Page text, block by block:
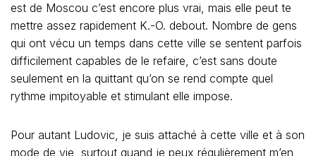
est de Moscou c’est encore plus vrai, mais elle peut te
mettre assez rapidement K.-O. debout. Nombre de gens
qui ont vécu un temps dans cette ville se sentent parfois
difficilement capables de le refaire, c’est sans doute
seulement en la quittant qu’on se rend compte quel
rythme impitoyable et stimulant elle impose.
Pour autant Ludovic, je suis attaché à cette ville et à son
mode de vie, surtout quand je peux régulièrement m’en